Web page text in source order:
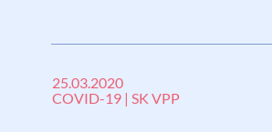
25.03.2020
COVID-19 | SK VPP